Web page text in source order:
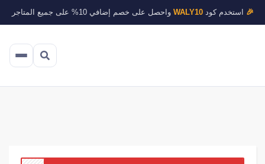
🎉استخدم كودWALY10واحصل على خصم إضافي 10% على جميع المتاجر